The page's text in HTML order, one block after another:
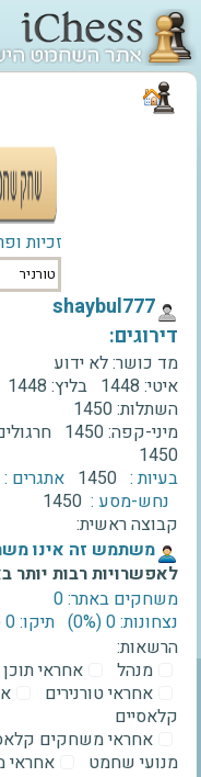
זכיות
טורניר
‫shaybul777‬
דירוגים:
מד כושר:לא ידוע
איטי: 1448 בליץ: 1448
השתלות:1450
מיני-קפה:1450
1450
בעיות : 1450 אתגרים :
נחש-מסע : 1450
קבוצה ראשית:
‫משתמש זה אינו
לאפשרויות רבות יותר
משחקים באתר: 0
נצחונות: 0 ‫(0%)‬
תיקו: 0 ‫(0%)‬
הרשאות:
מנהל
אחראי תוכן
אחראי טורנירים
קלאסיים
אחראי משחקים
מנועי שחמט